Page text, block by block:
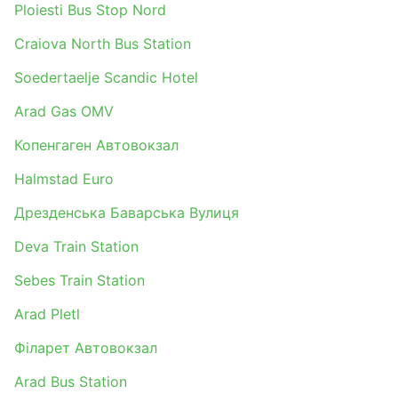
Ploiesti Bus Stop Nord
Craiova North Bus Station
Soedertaelje Scandic Hotel
Arad Gas OMV
Копенгаген Автовокзал
Halmstad Euro
Дрезденська Баварська Вулиця
Deva Train Station
Sebes Train Station
Arad Pletl
Філарет Автовокзал
Arad Bus Station